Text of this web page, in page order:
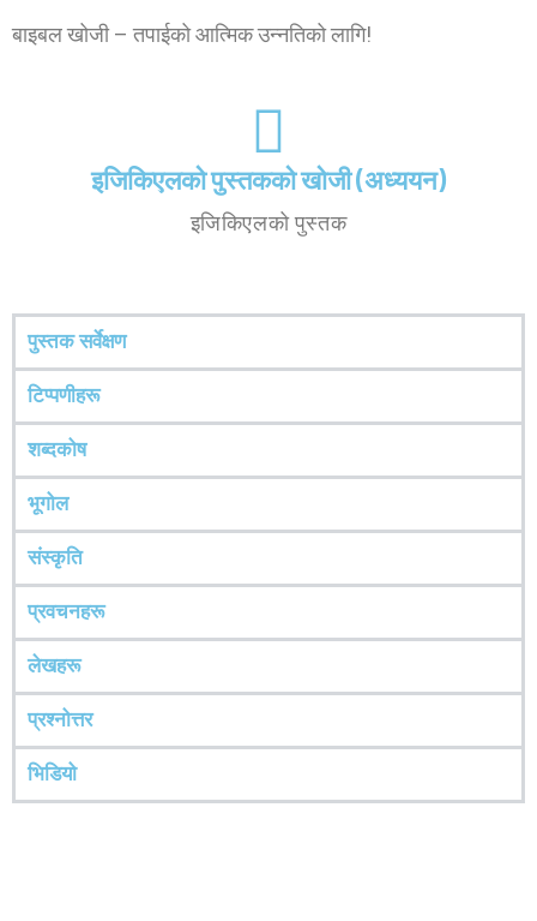
बाइबल खोजी – तपाईको आत्मिक उन्‍नतिको लागि!
इजिकिएलको पुस्तकको खोजी (अध्ययन)
इजिकिएलको पुस्तक
पुस्तक सर्वेक्षण
टिप्पणीहरू
शब्दकोष
भूगोल
संस्कृति
प्रवचनहरू
लेखहरू
प्रश्‍नोत्तर
भिडियो